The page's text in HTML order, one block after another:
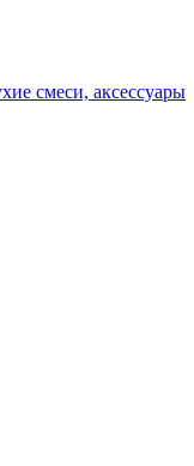
смеси, аксессуары